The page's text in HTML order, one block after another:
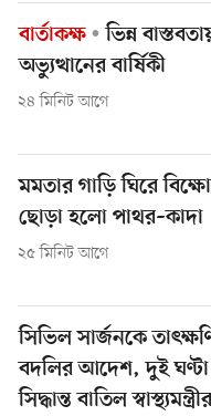
বার্তাকক্ষ
ভিন্ন
অভ্যুত্থানের বার্ষিকী
২৪ মিনিট আগে
মমতার গাড়ি ঘিরে
ছোড়া হলো পাথর–কাদা
২৫ মিনিট আগে
সিভিল সার্জনকে
বদলির আদেশ, দুই
সিদ্ধান্ত বাতিল স্বাস্থ্যমন্ত্রীর